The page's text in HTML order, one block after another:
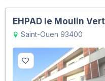
EHPAD le Moulin Vert
Saint-Ouen 93400